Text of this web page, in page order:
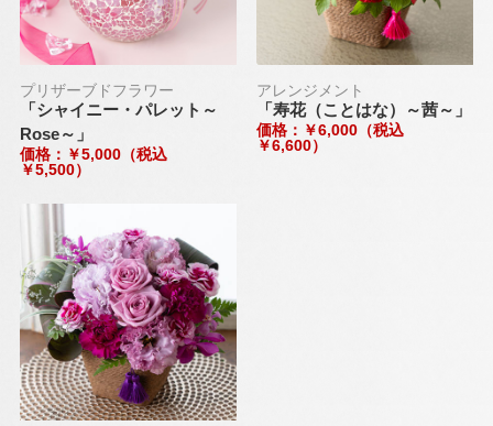
プリザーブドフラワー
「シャイニー・パレット～
Rose～」
価格：￥5,000（税込
￥5,500）
アレンジメント
「寿花（ことはな）～茜～」
価格：￥6,000（税込
￥6,600）